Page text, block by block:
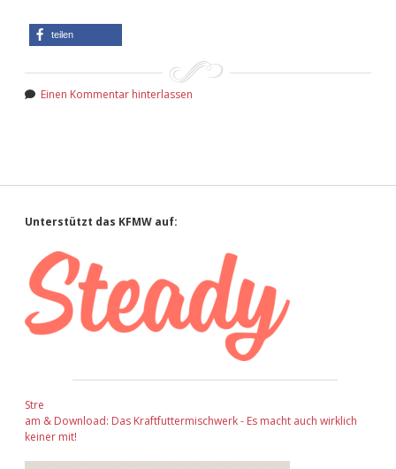
teilen
Einen Kommentar hinterlassen
Sidebar
Unterstützt das KFMW auf:
Stre
am & Download: Das Kraftfuttermischwerk - Es macht auch wirklich
keiner mit!